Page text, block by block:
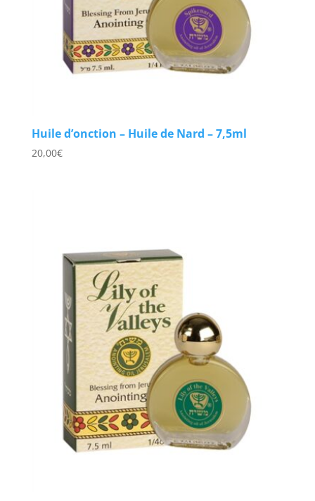
Huile d’onction – Huile de Nard – 7,5ml
20,00€